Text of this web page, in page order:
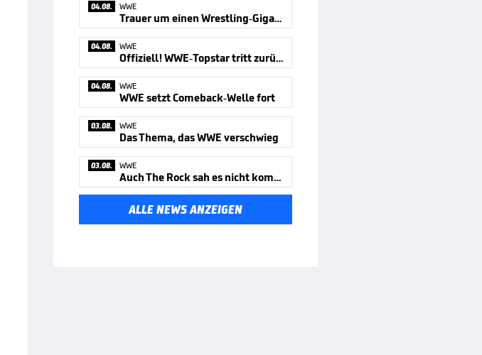
04.08. WWE
Trauer um einen Wrestling-Giganten
04.08. WWE
Offiziell! WWE-Topstar tritt zurück
04.08. WWE
WWE setzt Comeback-Welle fort
03.08. WWE
Das Thema, das WWE verschwieg
03.08. WWE
Auch The Rock sah es nicht kommen
ALLE NEWS ANZEIGEN